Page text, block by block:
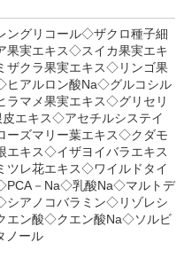
グリコール◇ザクロ種子細
果実エキス◇スイカ果実エキ
ザクラ果実エキス◇リンゴ果
アルロン酸Na◇グルコシル
マメ果実エキス◇グリセリ
エキス◇アセチルシステイ
ズマリー葉エキス◇クダモ
エキス◇イザヨイバラエキス
レ花エキス◇ワイルドタイ
－Na◇乳酸Na◇マルトデ
アノコバラミン◇リゾレシ
エン酸◇クエン酸Na◇ソルビ
ノール